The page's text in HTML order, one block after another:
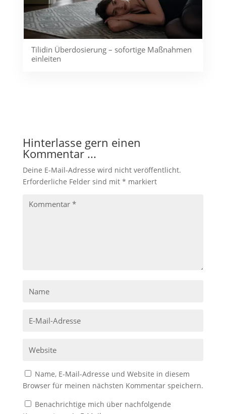
Tilidin Überdosierung – sofortige Maßnahmen
einleiten
Hinterlasse gern einen
Kommentar ...
Deine E-Mail-Adresse wird nicht veröffentlicht.
Erforderliche Felder sind mit * markiert
Name, E-Mail-Adresse und Website in diesem
Browser für meinen nächsten Kommentar speichern.
Benachrichtige mich über nachfolgende